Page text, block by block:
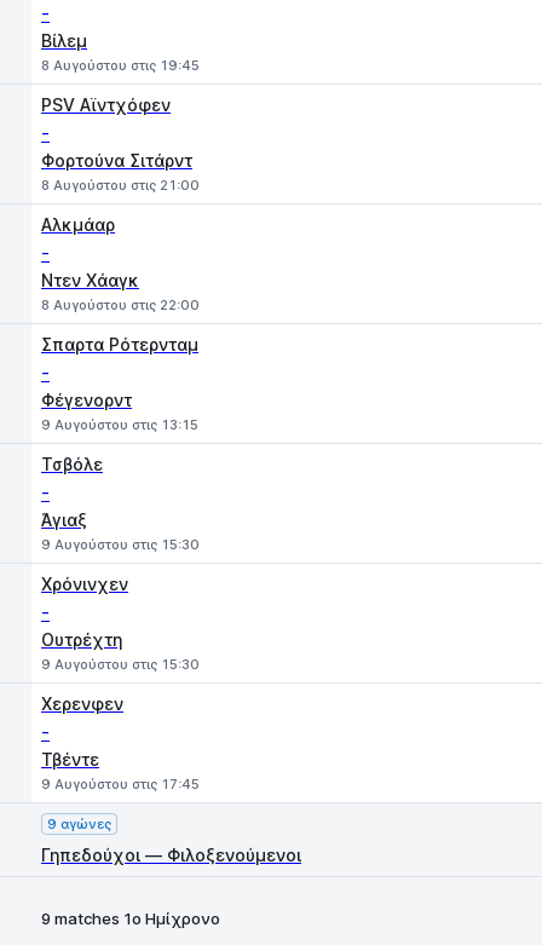
-
Βίλεμ
8 Αυγούστου στις 19:45
PSV Αϊντχόφεν
-
Φορτούνα Σιτάρντ
8 Αυγούστου στις 21:00
Αλκμάαρ
-
Ντεν Χάαγκ
8 Αυγούστου στις 22:00
Σπαρτα Ρότερνταμ
-
Φέγενορντ
9 Αυγούστου στις 13:15
Τσβόλε
-
Άγιαξ
9 Αυγούστου στις 15:30
Χρόνινχεν
-
Ουτρέχτη
9 Αυγούστου στις 15:30
Χερενφεν
-
Τβέντε
9 Αυγούστου στις 17:45
9 αγώνες
Γηπεδούχοι — Φιλοξενούμενοι
9 matches 1ο Ημίχρονο